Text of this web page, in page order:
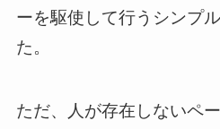
ーを駆使して行うシンプ
た。
ただ、人が存在しないペ